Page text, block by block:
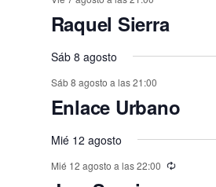
E
e
n
t
o
s
,
,
s
,
s
,
,
s
o
s
,
o
s
,
o
,
o
s
s
n
t
o
s
,
n
t
o
s
,
t
o
,
t
o
,
o
e
o
,
e
o
,
e
o
,
o
,
Raquel Sierra
Sáb 8 agosto
Sáb 8 agosto a las 21:00
Enlace Urbano
Mié 12 agosto
Mié 12 agosto a las 22:00